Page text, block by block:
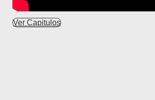
Ver Capitulos